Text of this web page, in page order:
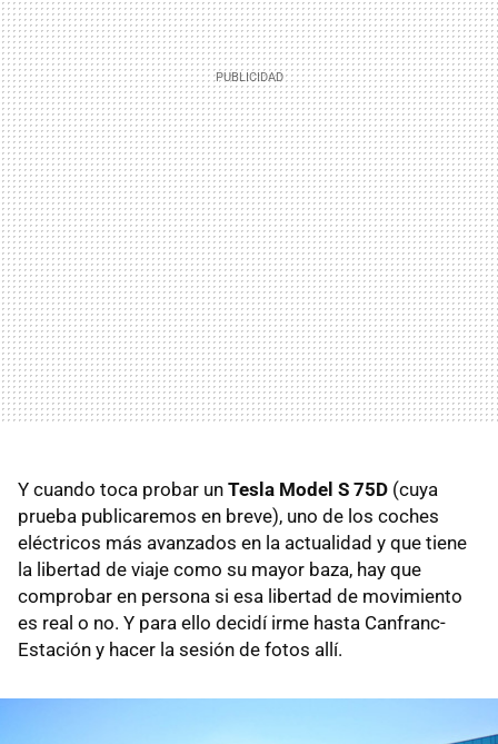
Y cuando toca probar un Tesla Model S 75D (cuya
prueba publicaremos en breve), uno de los coches
eléctricos más avanzados en la actualidad y que tiene
la libertad de viaje como su mayor baza, hay que
comprobar en persona si esa libertad de movimiento
es real o no. Y para ello decidí irme hasta Canfranc-
Estación y hacer la sesión de fotos allí.